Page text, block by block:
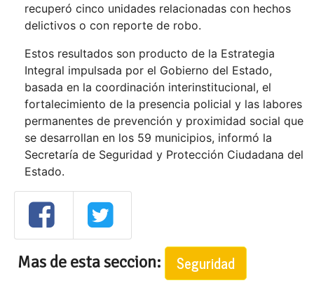
recuperó cinco unidades relacionadas con hechos
delictivos o con reporte de robo.
Estos resultados son producto de la Estrategia
Integral impulsada por el Gobierno del Estado,
basada en la coordinación interinstitucional, el
fortalecimiento de la presencia policial y las labores
permanentes de prevención y proximidad social que
se desarrollan en los 59 municipios, informó la
Secretaría de Seguridad y Protección Ciudadana del
Estado.
Mas de esta seccion: Seguridad